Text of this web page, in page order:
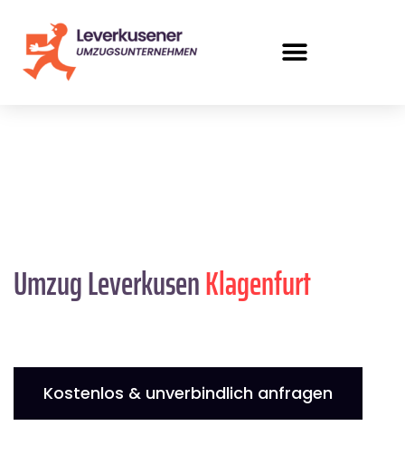
Umzug LeverkusenKlagenfurt
Kostenlos & unverbindlich anfragen